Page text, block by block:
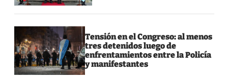
Tensión en el Congreso: al menos
tres detenidos luego de
enfrentamientos entre la Policía
y manifestantes